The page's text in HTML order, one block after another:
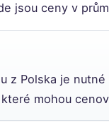
jsou ceny v
z Polska je
mohou